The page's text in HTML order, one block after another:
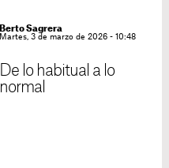
Berto Sagrera
Martes, 3 de marzo de 2026 - 10:48
De lo habitual a lo
normal